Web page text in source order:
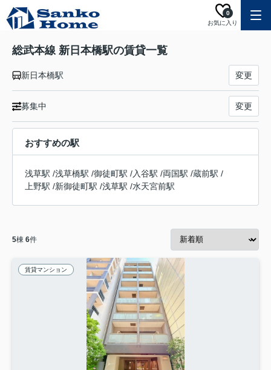
お気に入り
0
総武本線 新日本橋駅の賃貸一覧
新日本橋駅 変更
募集中 変更
おすすめの駅
浅草駅 /浅草橋駅 /御徒町駅 /入谷駅 /両国駅 /蔵前駅 /
上野駅 /新御徒町駅 /浅草駅 /水天宮前駅
5棟 6件
賃貸マンション